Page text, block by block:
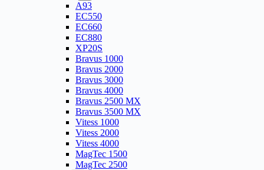
A93
EC550
EC660
EC880
XP20S
Bravus 1000
Bravus 2000
Bravus 3000
Bravus 4000
Bravus 2500 MX
Bravus 3500 MX
Vitess 1000
Vitess 2000
Vitess 4000
MagTec 1500
MagTec 2500